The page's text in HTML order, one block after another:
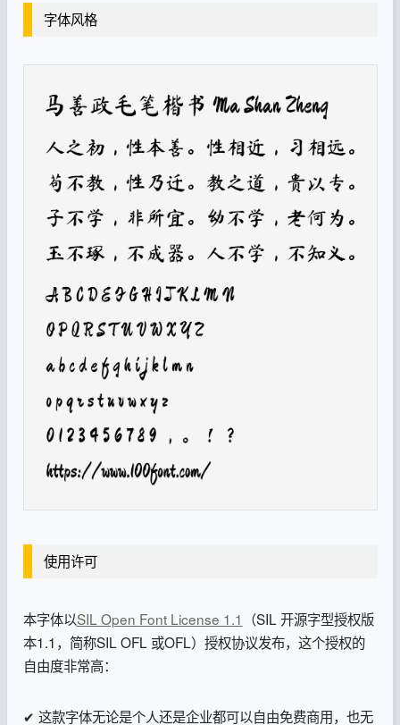
字体风格
使用许可
本字体以SIL Open Font License 1.1 （SIL 开源字型授权版
本1.1，简称SIL OFL 或OFL）授权协议发布，这个授权的
自由度非常高：
✔ 这款字体无论是个人还是企业都可以自由免费商用，也无